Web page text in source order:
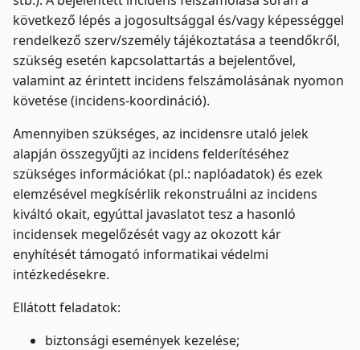
következő lépés a jogosultsággal és/vagy képességgel
rendelkező szerv/személy tájékoztatása a teendőkről,
szükség esetén kapcsolattartás a bejelentővel,
valamint az érintett incidens felszámolásának nyomon
követése (incidens-koordináció).
Amennyiben szükséges, az incidensre utaló jelek
alapján összegyűjti az incidens felderítéséhez
szükséges információkat (pl.: naplóadatok) és ezek
elemzésével megkísérlik rekonstruálni az incidens
kiváltó okait, egyúttal javaslatot tesz a hasonló
incidensek megelőzését vagy az okozott kár
enyhítését támogató informatikai védelmi
intézkedésekre.
Ellátott feladatok:
biztonsági események kezelése;